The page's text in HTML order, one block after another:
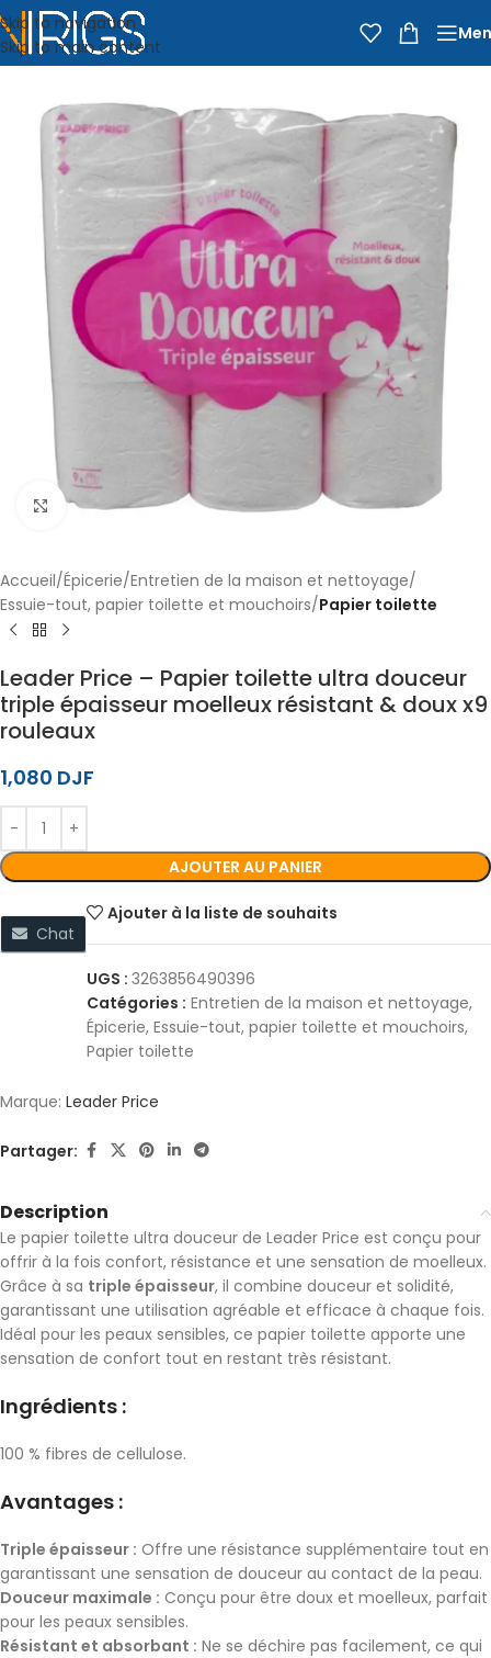
Skip to navigation
Skip to main content
Cliquez pour agrandir
Accueil Épicerie Entretien de la maison et nettoyage
Essuie-tout, papier toilette et mouchoirs Papier toilette
Leader Price – Papier toilette ultra douceur
triple épaisseur moelleux résistant & doux x9
rouleaux
1,080 DJF
AJOUTER AU PANIER
Ajouter à la liste de souhaits
Chat
UGS : 3263856490396
Catégories : Entretien de la maison et nettoyage,
Épicerie, Essuie-tout, papier toilette et mouchoirs,
Papier toilette
Marque: Leader Price
Partager:
Description
Le papier toilette ultra douceur de Leader Price est conçu pour
offrir à la fois confort, résistance et une sensation de moelleux.
Grâce à sa triple épaisseur, il combine douceur et solidité,
garantissant une utilisation agréable et efficace à chaque fois.
Idéal pour les peaux sensibles, ce papier toilette apporte une
sensation de confort tout en restant très résistant.
Ingrédients :
100 % fibres de cellulose.
Avantages :
Triple épaisseur : Offre une résistance supplémentaire tout en
garantissant une sensation de douceur au contact de la peau.
Douceur maximale : Conçu pour être doux et moelleux, parfait
pour les peaux sensibles.
Résistant et absorbant : Ne se déchire pas facilement, ce qui